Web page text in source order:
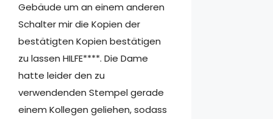
Gebäude um an einem anderen
Schalter mir die Kopien der
bestätigten Kopien bestätigen
zu lassen HILFE****. Die Dame
hatte leider den zu
verwendenden Stempel gerade
einem Kollegen geliehen, sodass